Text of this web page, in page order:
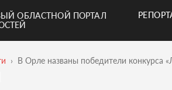
ОБЛАСТНОЙ ПОРТАЛ
В Орле названы победители конкурса